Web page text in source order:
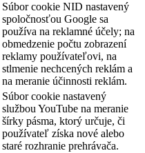
Súbor cookie NID nastavený
spoločnosťou Google sa
používa na reklamné účely; na
obmedzenie počtu zobrazení
reklamy používateľovi, na
stlmenie nechcených reklám a
na meranie účinnosti reklám.
Súbor cookie nastavený
službou YouTube na meranie
šírky pásma, ktorý určuje, či
používateľ získa nové alebo
staré rozhranie prehrávača.